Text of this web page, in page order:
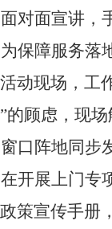
面对面宣讲，
为保障服务落
动现场，工
的顾虑，现
窗口阵地同步
在开展上门专
策宣传手册